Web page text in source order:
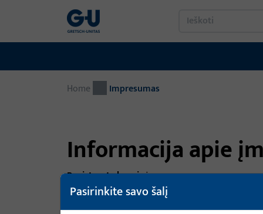
Home Impresumas
Informacija apie
Registruota buveinė:
Eišiškių pl. 127, LT-02184 Vilnius, Lietuva
Pasirinkite savo šalį